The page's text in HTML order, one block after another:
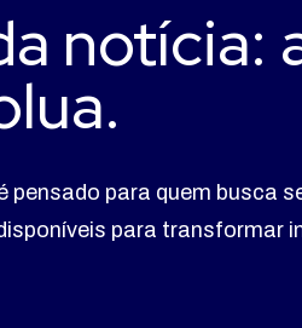
notícia:
pensado para quem busca
para transformar